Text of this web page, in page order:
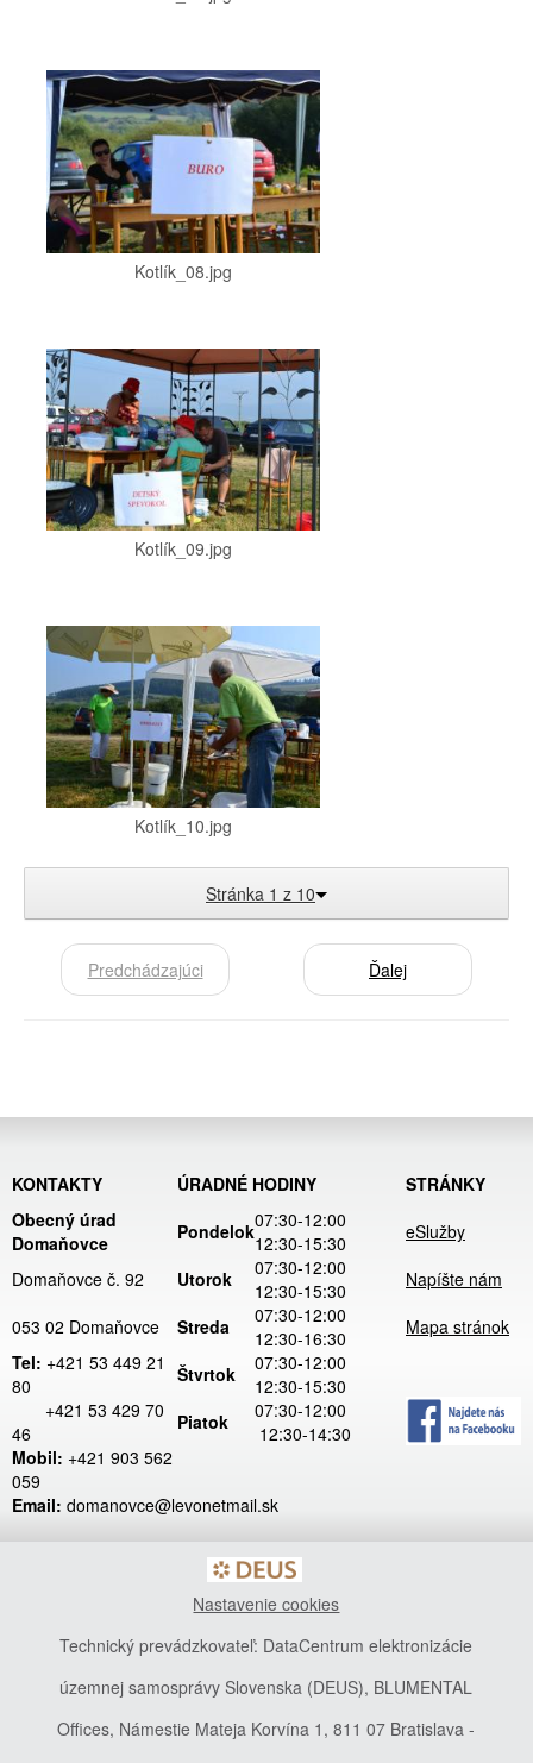
Kotlík_08.jpg
Kotlík_09.jpg
Kotlík_10.jpg
Stránka 1 z 10
Predchádzajúci Ďalej
KONTAKTY ÚRADNÉ HODINY
STRÁNKY
Obecný úrad
Domaňovce
Pondelok07:30-12:00
12:30-15:30
eSlužby
Domaňovce č. 92
Utorok
07:30-12:00
12:30-15:30
Napíšte nám
053 02 Domaňovce
Streda
07:30-12:00
12:30-16:30
Mapa stránok
Tel: +421 53 449 21
80
Štvrtok
07:30-12:00
12:30-15:30
+421 53 429 70
46
Piatok
07:30-12:00
12:30-14:30
Mobil: +421 903 562
059
Email: domanovce@levonetmail.sk
Nastavenie cookies
Technický prevádzkovateľ: DataCentrum elektronizácie
územnej samosprávy Slovenska (DEUS), BLUMENTAL
Offices, Námestie Mateja Korvína 1, 811 07 Bratislava -